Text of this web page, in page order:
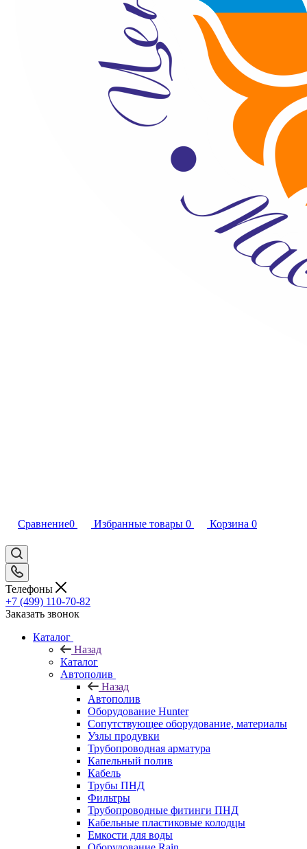
Сравнение0 Избранные товары 0 Корзина 0
Телефоны
+7 (499) 110-70-82
Заказать звонок
Каталог
Назад
Каталог
Автополив
Назад
Автополив
Оборудование Hunter
Сопутствующее оборудование, материалы
Узлы продувки
Трубопроводная арматура
Капельный полив
Кабель
Трубы ПНД
Фильтры
Трубопроводные фитинги ПНД
Кабельные пластиковые колодцы
Емкости для воды